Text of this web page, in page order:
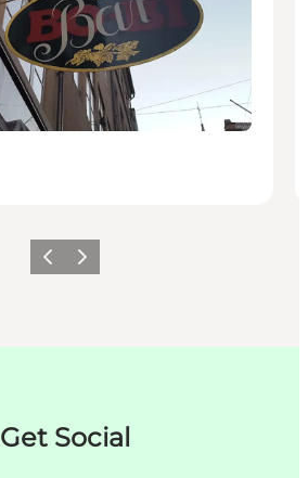
ZurückWeiter
Get Social